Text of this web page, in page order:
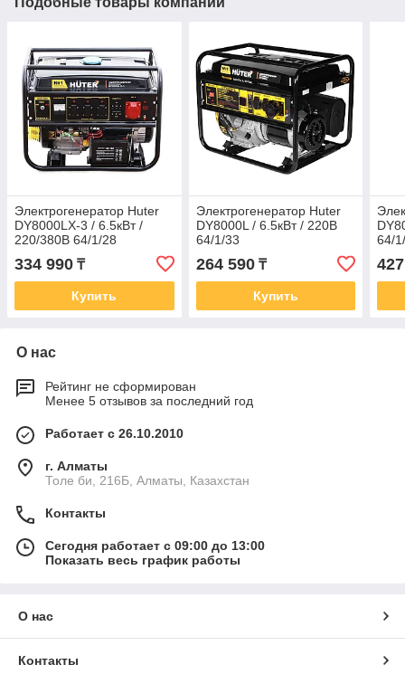
Электрогенератор Huter
DY8000LX-3 / 6.5кВт /
220/380В 64/1/28
334 990 ₸
Купить
Электрогенератор Huter
DY8000L / 6.5кВт / 220В
64/1/33
264 590₸
Купить
64/
О нас
Рейтинг не сформирован
Менее 5 отзывов за последний год
Работает с 26.10.2010
г. Алматы
Толе би, 216Б, Алматы, Казахстан
Контакты
Сегодня работает с 09:00 до 13:00
Показать весь график работы
О нас
Контакты